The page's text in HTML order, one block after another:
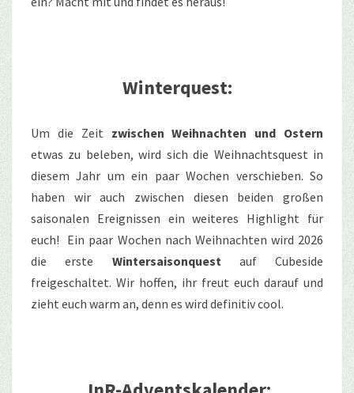
Winterquest:
Um die Zeit zwischen Weihnachten und Ostern
etwas zu beleben, wird sich die Weihnachtsquest in
diesem Jahr um ein paar Wochen verschieben. So
haben wir auch zwischen diesen beiden großen
saisonalen Ereignissen ein weiteres Highlight für
euch! Ein paar Wochen nach Weihnachten wird 2026
die erste Wintersaisonquest auf Cubeside
freigeschaltet. Wir hoffen, ihr freut euch darauf und
zieht euch warm an, denn es wird definitiv cool.